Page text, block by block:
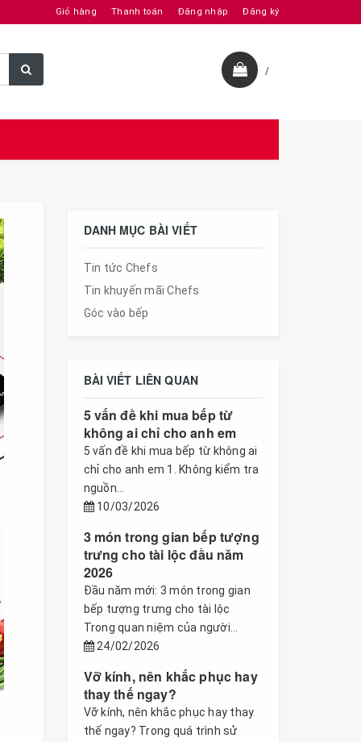
Giỏ hàng Thanh toán Đăng nhập Đăng ký
/
DANH MỤC BÀI VIẾT
Tin tức Chefs
Tin khuyến mãi Chefs
Góc vào bếp
BÀI VIẾT LIÊN QUAN
5 vấn đề khi mua bếp từ
không ai chỉ cho anh em
5 vấn đề khi mua bếp từ không ai
chỉ cho anh em 1. Không kiểm tra
nguồn...
10/03/2026
3 món trong gian bếp tượng
trưng cho tài lộc đầu năm
2026
Đầu năm mới: 3 món trong gian
bếp tượng trưng cho tài lộc
Trong quan niệm của người...
24/02/2026
Vỡ kính, nên khắc phục hay
thay thế ngay?
Vỡ kính, nên khắc phục hay thay
thế ngay? Trong quá trình sử